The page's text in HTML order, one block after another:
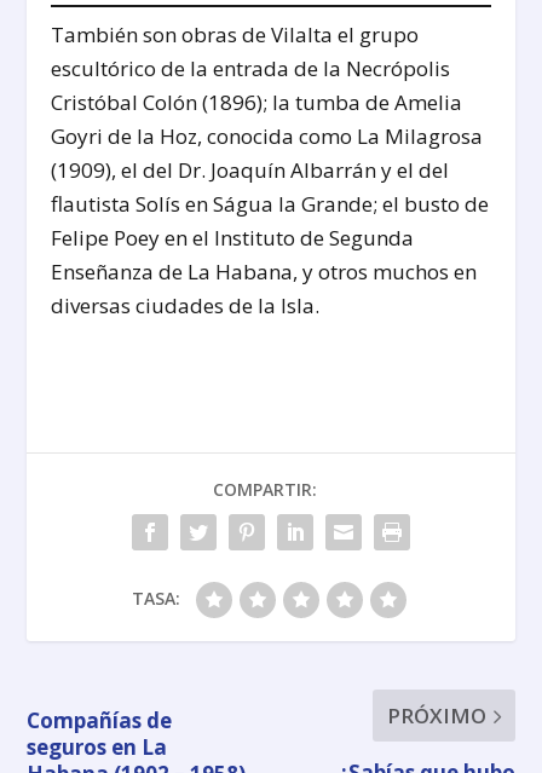
También son obras de Vilalta el grupo
escultórico de la entrada de la Necrópolis
Cristóbal Colón (1896); la tumba de Amelia
Goyri de la Hoz, conocida como La Milagrosa
(1909), el del Dr. Joaquín Albarrán y el del
flautista Solís en Ságua la Grande; el busto de
Felipe Poey en el Instituto de Segunda
Enseñanza de La Habana, y otros muchos en
diversas ciudades de la Isla.
COMPARTIR:
TASA:
Compañías de
seguros en La
PRÓXIMO